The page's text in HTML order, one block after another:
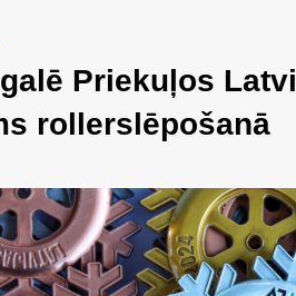
Priekuļos
rollerslēpošanā